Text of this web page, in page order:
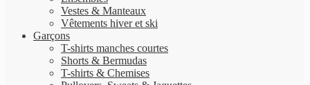
Vestes & Manteaux
Vêtements hiver et ski
Garçons
T-shirts manches courtes
Shorts & Bermudas
T-shirts & Chemises